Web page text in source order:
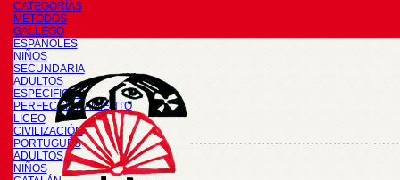
CATEGORÍAS
METODOS
GALLEGO
ESPAÑOLES
NIÑOS
SECUNDARIA
ADULTOS
ESPECIFICOS
PERFECCIONAMIENTO
LICEO
CIVILIZACIÓN
PORTUGUÉS
ADULTOS
NIÑOS